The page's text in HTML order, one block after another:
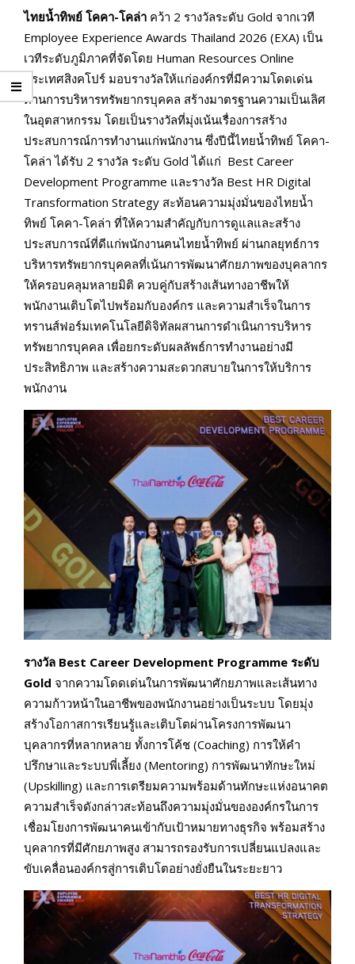
ไทยน้ำทิพย์ โคคา-โคล่า คว้า 2 รางวัลระดับ Gold จากเวที
Employee Experience Awards Thailand 2026 (EXA) เป็น
เวทีระดับภูมิภาคที่จัดโดย Human Resources Online
ประเทศสิงคโปร์ มอบรางวัลให้แก่องค์กรที่มีความโดดเด่น
ด้านการบริหารทรัพยากรบุคคล สร้างมาตรฐานความเป็นเลิศ
ในอุตสาหกรรม โดยเป็นรางวัลที่มุ่งเน้นเรื่องการสร้าง
ประสบการณ์การทำงานแก่พนักงาน ซึ่งปีนี้ไทยน้ำทิพย์ โคคา-
โคล่า ได้รับ 2 รางวัล ระดับ Gold ได้แก่ Best Career
Development Programme และรางวัล Best HR Digital
Transformation Strategy สะท้อนความมุ่งมั่นของไทยน้ำ
ทิพย์ โคคา-โคล่า ที่ให้ความสำคัญกับการดูแลและสร้าง
ประสบการณ์ที่ดีแก่พนักงานฅนไทยน้ำทิพย์ ผ่านกลยุทธ์การ
บริหารทรัพยากรบุคคลที่เน้นการพัฒนาศักยภาพของบุคลากร
ให้ครอบคลุมหลายมิติ ควบคู่กับสร้างเส้นทางอาชีพให้
พนักงานเติบโตไปพร้อมกับองค์กร และความสำเร็จในการ
ทรานส์ฟอร์มเทคโนโลยีดิจิทัลผสานการดำเนินการบริหาร
ทรัพยากรบุคคล เพื่อยกระดับผลลัพธ์การทำงานอย่างมี
ประสิทธิภาพ และสร้างความสะดวกสบายในการให้บริการ
พนักงาน
รางวัล Best Career Development Programme ระดับ
Gold จากความโดดเด่นในการพัฒนาศักยภาพและเส้นทาง
ความก้าวหน้าในอาชีพของพนักงานอย่างเป็นระบบ โดยมุ่ง
สร้างโอกาสการเรียนรู้และเติบโตผ่านโครงการพัฒนา
บุคลากรที่หลากหลาย ทั้งการโค้ช (Coaching) การให้คำ
ปรึกษาและระบบพี่เลี้ยง (Mentoring) การพัฒนาทักษะใหม่
(Upskilling) และการเตรียมความพร้อมด้านทักษะแห่งอนาคต
ความสำเร็จดังกล่าวสะท้อนถึงความมุ่งมั่นขององค์กรในการ
เชื่อมโยงการพัฒนาคนเข้ากับเป้าหมายทางธุรกิจ พร้อมสร้าง
บุคลากรที่มีศักยภาพสูง สามารถรองรับการเปลี่ยนแปลงและ
ขับเคลื่อนองค์กรสู่การเติบโตอย่างยั่งยืนในระยะยาว